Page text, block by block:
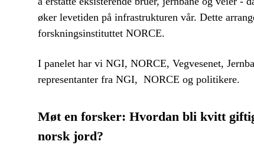
øker levetiden på infrastrukturen vår. Dette
forskningsinstituttet NORCE.
I panelet har vi NGI, NORCE, Vegvesenet,
representanter fra NGI, NORCE og politikere.
Møt en forsker: Hvordan bli kvitt
norsk jord?